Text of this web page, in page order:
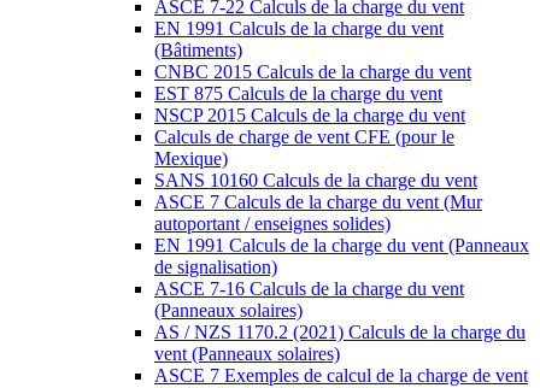
ASCE 7-22 Calculs de la charge du vent
EN 1991 Calculs de la charge du vent
(Bâtiments)
CNBC 2015 Calculs de la charge du vent
EST 875 Calculs de la charge du vent
NSCP 2015 Calculs de la charge du vent
Calculs de charge de vent CFE (pour le
Mexique)
SANS 10160 Calculs de la charge du vent
ASCE 7 Calculs de la charge du vent (Mur
autoportant / enseignes solides)
EN 1991 Calculs de la charge du vent (Panneaux
de signalisation)
ASCE 7-16 Calculs de la charge du vent
(Panneaux solaires)
AS / NZS 1170.2 (2021) Calculs de la charge du
vent (Panneaux solaires)
ASCE 7 Exemples de calcul de la charge de vent